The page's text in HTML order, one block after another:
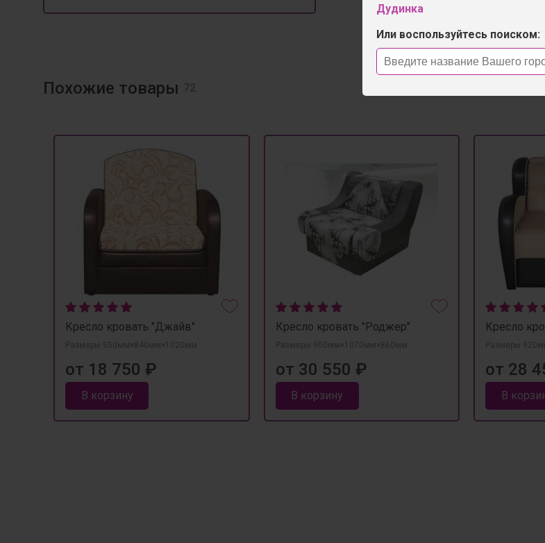
Дудинка
Или воспользуйтесь поиском:
Похожие товары
Кресло кровать "Джайв"
Размеры 950мм×840мм×1020мм
от 18 750 ₽
В корзину
Кресло кровать "Роджер"
Размеры 900мм×1070мм×860мм
от 30 550 ₽
В корзину
Кресло
Размеры
от 28
В